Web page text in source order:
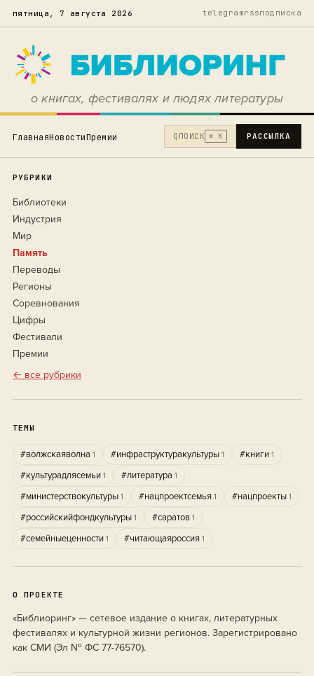
пятница, 7 августа 2026 telegramrssподписка
о книгах, фестивалях и людях литературы
ГлавнаяНовостиПремии Q ПОИСК ⌘ K РАССЫЛКА
РУБРИКИ
Библиотеки
Индустрия
Мир
Память
Переводы
Регионы
Соревнования
Цифры
Фестивали
Премии
← все рубрики
ТЕМЫ
#волжскаяволна 1 #инфраструктуракультуры 1 #книги 1
#культурадлясемьи 1 #литература 1
#министерствокультуры 1 #нацпроектсемья 1 #нацпроекты 1
#российскийфондкультуры 1 #саратов 1
#семейныеценности 1 #читающаяроссия 1
О ПРОЕКТЕ
«Библиоринг» — сетевое издание о книгах, литературных
фестивалях и культурной жизни регионов. Зарегистрировано
как СМИ (Эл № ФС 77-76570).